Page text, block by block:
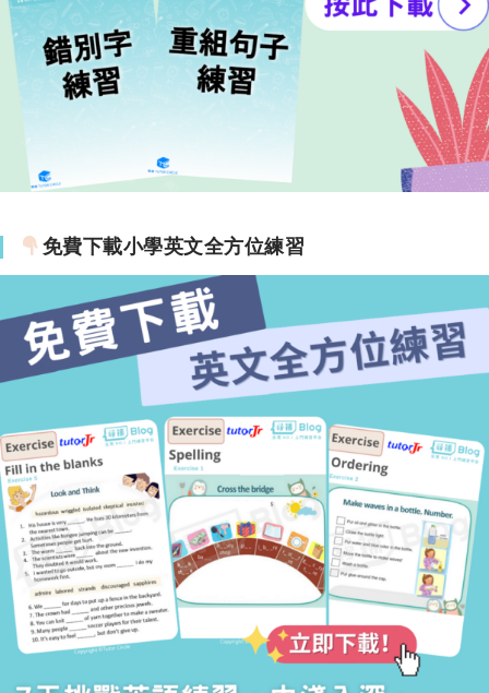
免費下載小學英文全方位練習